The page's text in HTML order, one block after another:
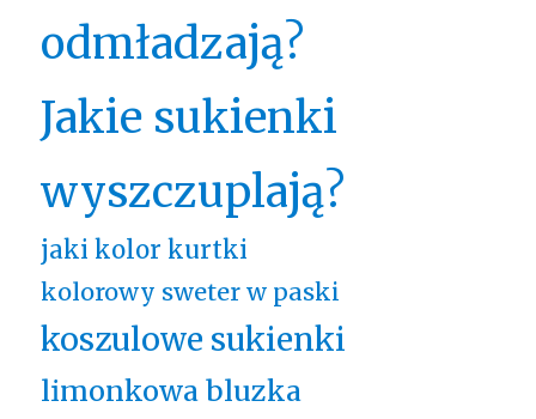
odmładzają?
Jakie sukienki
wyszczuplają?
jaki kolor kurtki
kolorowy sweter w paski
koszulowe sukienki
limonkowa bluzka